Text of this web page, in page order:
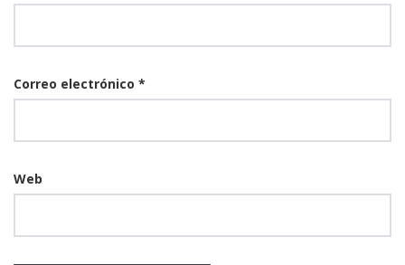
Correo electrónico *
Web